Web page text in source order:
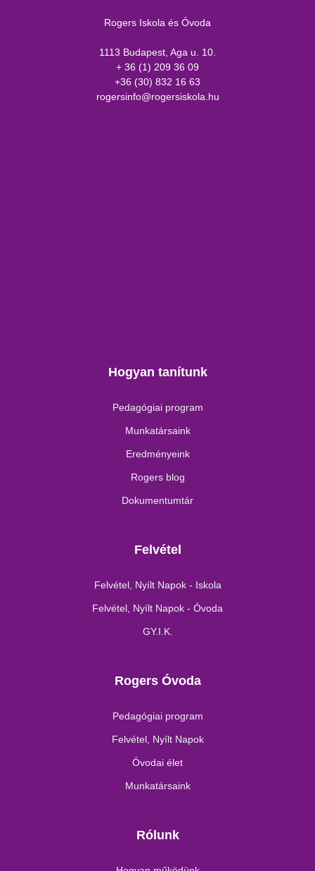
Rogers Iskola és Óvoda
1113 Budapest, Aga u. 10.
+ 36 (1) 209 36 09
+36 (30) 832 16 63
rogersinfo@rogersiskola.hu
Hogyan tanítunk
Pedagógiai program
Munkatársaink
Eredményeink
Rogers blog
Dokumentumtár
Felvétel
Felvétel, Nyílt Napok - Iskola
Felvétel, Nyílt Napok - Óvoda
GY.I.K.
Rogers Óvoda
Pedagógiai program
Felvétel, Nyílt Napok
Óvodai élet
Munkatársaink
Rólunk